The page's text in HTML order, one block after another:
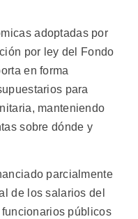
adoptadas por
por ley del Fondo
en forma
para
manteniendo
sobre dónde y
parcialmente
de los salarios del
públicos